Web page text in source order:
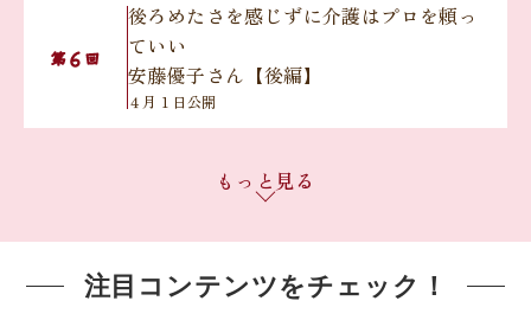
第６ 回
後ろめたさを感じずに介護はプロを頼っ
ていい
安藤優子さん【後編】
４月１日公開
ム介護』を実践
４月15日公開
無理のない役割分担で『きょうだいチー
もっと見る
注目コンテンツをチェック！